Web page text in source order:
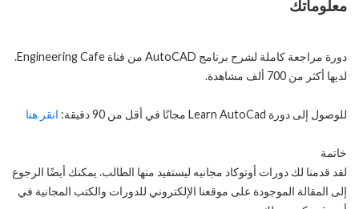
معلوماتك
دورة مراجعة كاملة لشرح برنامج AutoCAD من قناة Engineering Cafe.
لديها أكثر من 700 ألف مشاهدة.
للوصول إلى دورة Learn AutoCad مجانًا في أقل من 90 دقيقة: انقر هنا
خاتمة
لقد قدمنا لك دورات أوتوكاد مجانيه ليستفيد منها الطالب. يمكنك أيضًا الرجوع
إلى المقالة الموجودة على موقعنا الإلكتروني للدورات والكتب المجانية في